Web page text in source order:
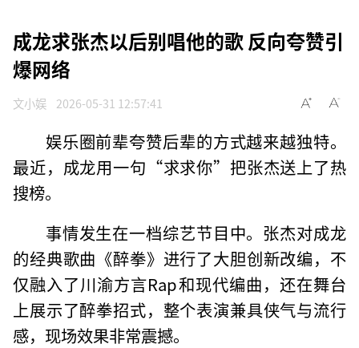
成龙求张杰以后别唱他的歌 反向夸赞引
爆网络
文小娱 2026-05-31 12:57:41
娱乐圈前辈夸赞后辈的方式越来越独特。
最近，成龙用一句“求求你”把张杰送上了热
搜榜。
事情发生在一档综艺节目中。张杰对成龙
的经典歌曲《醉拳》进行了大胆创新改编，不
仅融入了川渝方言Rap和现代编曲，还在舞台
上展示了醉拳招式，整个表演兼具侠气与流行
感，现场效果非常震撼。